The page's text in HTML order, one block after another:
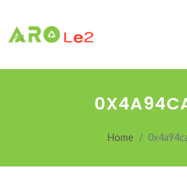
Home